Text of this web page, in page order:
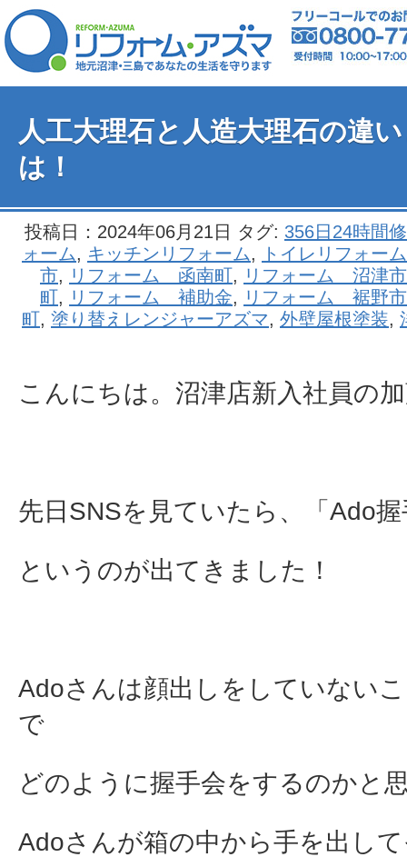
人工大理石と人造大理石の違
は！
投稿日：2024年06月21日 タグ: 356日24時間
ォーム, キッチンリフォーム,
トイレリフォーム
市, リフォーム 函南町, リフォーム 沼津市
町, リフォーム 補助金, リフォーム 裾野市
町, 塗り替えレンジャーアズマ, 外壁屋根塗装,
こんにちは。沼津店新入社員の
先日SNSを見ていたら、「Ado
というのが出てきました！
Adoさんは顔出しをしていない
で
どのように握手会をするのかと
Adoさんが箱の中から手を出し